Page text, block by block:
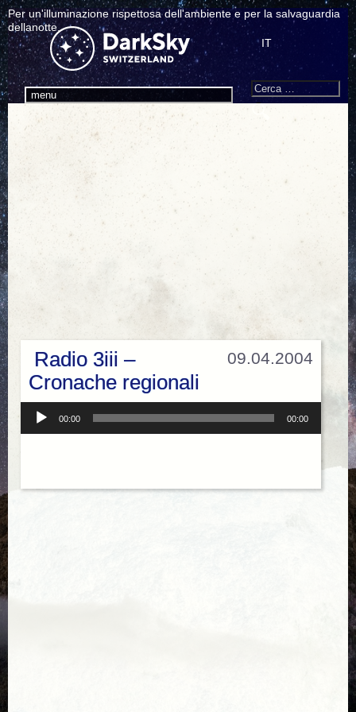
Per un'illuminazione rispettosa dell'ambiente e per la salvaguardia
dellanotte.
menu
IT
Search
Cerca:
09.04.2004
Radio 3iii –
Cronache regionali
Audio
Player
00:00 00:00